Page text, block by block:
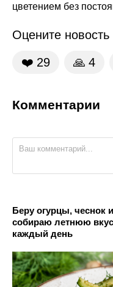
цветением без
Оцените новость
❤️ 29 🙏 4
Комментарии
Беру огурцы, чеснок
собираю летнюю
каждый день